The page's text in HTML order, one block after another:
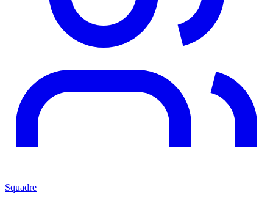
Squadre